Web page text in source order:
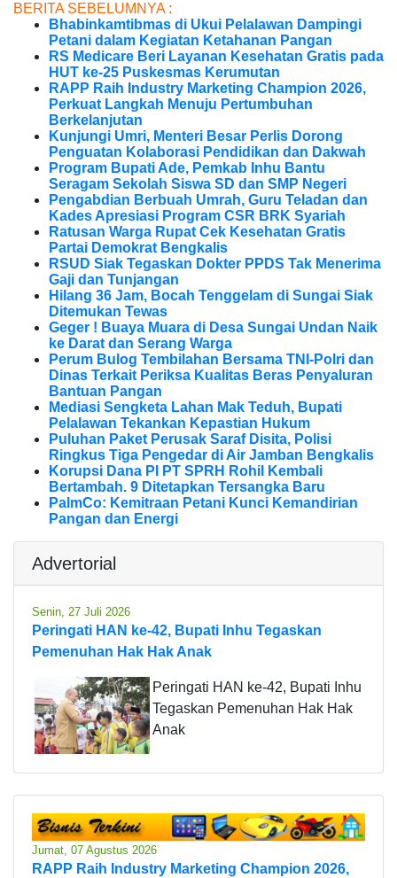
BERITA SEBELUMNYA :
Bhabinkamtibmas di Ukui Pelalawan Dampingi
Petani dalam Kegiatan Ketahanan Pangan
RS Medicare Beri Layanan Kesehatan Gratis pada
HUT ke-25 Puskesmas Kerumutan
RAPP Raih Industry Marketing Champion 2026,
Perkuat Langkah Menuju Pertumbuhan
Berkelanjutan
Kunjungi Umri, Menteri Besar Perlis Dorong
Penguatan Kolaborasi Pendidikan dan Dakwah
Program Bupati Ade, Pemkab Inhu Bantu
Seragam Sekolah Siswa SD dan SMP Negeri
Pengabdian Berbuah Umrah, Guru Teladan dan
Kades Apresiasi Program CSR BRK Syariah
Ratusan Warga Rupat Cek Kesehatan Gratis
Partai Demokrat Bengkalis
RSUD Siak Tegaskan Dokter PPDS Tak Menerima
Gaji dan Tunjangan
Hilang 36 Jam, Bocah Tenggelam di Sungai Siak
Ditemukan Tewas
Geger ! Buaya Muara di Desa Sungai Undan Naik
ke Darat dan Serang Warga
Perum Bulog Tembilahan Bersama TNI-Polri dan
Dinas Terkait Periksa Kualitas Beras Penyaluran
Bantuan Pangan
Mediasi Sengketa Lahan Mak Teduh, Bupati
Pelalawan Tekankan Kepastian Hukum
Puluhan Paket Perusak Saraf Disita, Polisi
Ringkus Tiga Pengedar di Air Jamban Bengkalis
Korupsi Dana PI PT SPRH Rohil Kembali
Bertambah. 9 Ditetapkan Tersangka Baru
PalmCo: Kemitraan Petani Kunci Kemandirian
Pangan dan Energi
Advertorial
Senin, 27 Juli 2026
Peringati HAN ke-42, Bupati Inhu Tegaskan
Pemenuhan Hak Hak Anak
Peringati HAN ke-42, Bupati Inhu
Tegaskan Pemenuhan Hak Hak
Anak
Jumat, 07 Agustus 2026
RAPP Raih Industry Marketing Champion 2026,